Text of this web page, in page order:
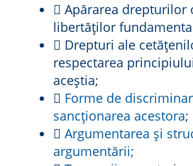
 Apărarea drepturilor
libertăţilor
 Drepturi ale
respectarea
aceștia;
 Forme de
sancționarea acestora;
 Argumentarea și
argumentării;